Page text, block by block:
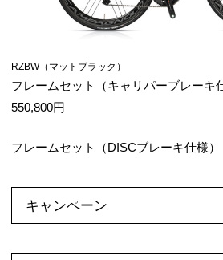
RZBW（マットブラック）
フレームセット（キャリパーブレー
550,800円
フレームセット（DISCブレーキ仕様
キャンペーン